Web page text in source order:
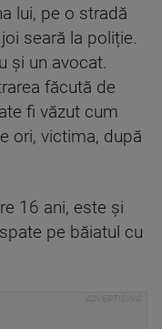
lui, pe o stradă
seară la poliție.
și un avocat.
făcută de
fi văzut cum
ori, victima, după
16 ani, este și
pe băiatul cu